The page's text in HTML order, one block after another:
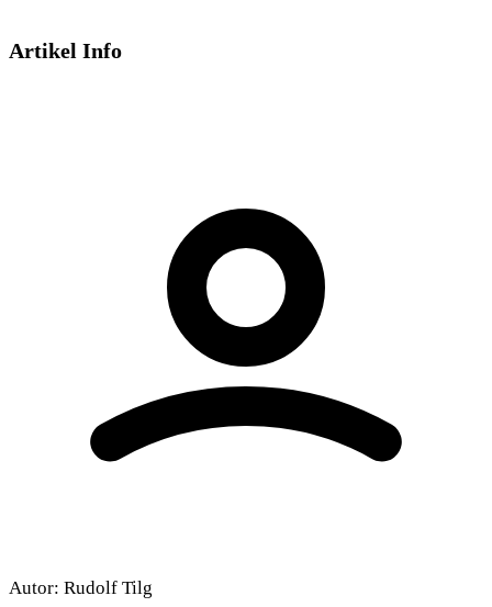
Artikel Info
Autor: Rudolf Tilg